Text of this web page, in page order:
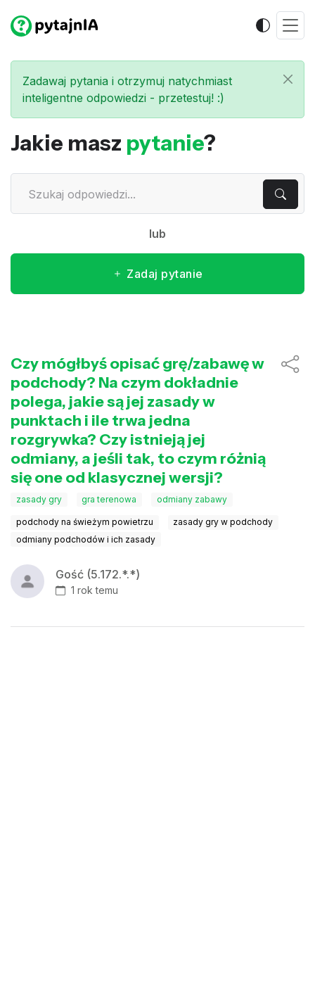
Zadawaj pytania i otrzymuj natychmiast
inteligentne odpowiedzi - przetestuj! :)
Jakie masz pytanie?
lub
Zadaj pytanie
Czy mógłbyś opisać grę/zabawę w
podchody? Na czym dokładnie
polega, jakie są jej zasady w
punktach i ile trwa jedna
rozgrywka? Czy istnieją jej
odmiany, a jeśli tak, to czym różnią
się one od klasycznej wersji?
zasady gry gra terenowa odmiany zabawy
podchody na świeżym powietrzu
zasady gry w podchody
odmiany podchodów i ich zasady
Gość (5.172.*.*)
1 rok temu